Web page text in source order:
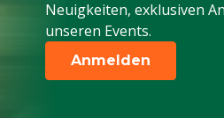
Neuigkeiten, exklusiven
unseren Events.
Anmelden